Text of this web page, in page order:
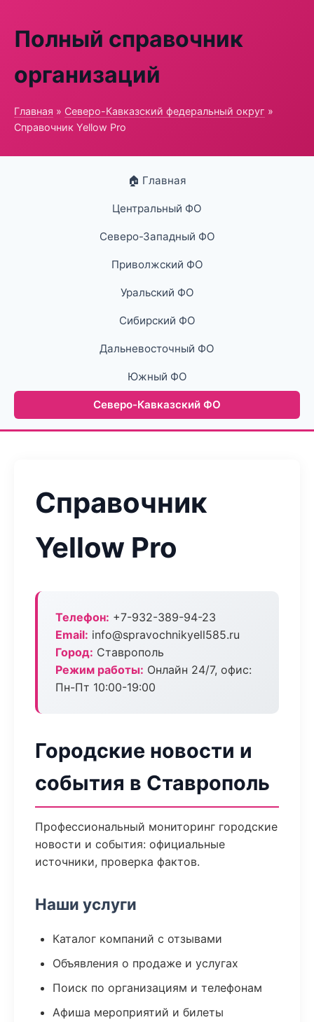
Полный справочник
организаций
Главная » Северо-Кавказский федеральный округ »
Справочник Yellow Pro
🏠 Главная
Центральный ФО
Северо-Западный ФО
Приволжский ФО
Уральский ФО
Сибирский ФО
Дальневосточный ФО
Южный ФО
Северо-Кавказский ФО
Справочник
Yellow Pro
Телефон: +7-932-389-94-23
Email: info@spravochnikyell585.ru
Город: Ставрополь
Режим работы: Онлайн 24/7, офис:
Пн-Пт 10:00-19:00
Городские новости и
события в Ставрополь
Профессиональный мониторинг городские
новости и события: официальные
источники, проверка фактов.
Наши услуги
Каталог компаний с отзывами
Объявления о продаже и услугах
Поиск по организациям и телефонам
Афиша мероприятий и билеты